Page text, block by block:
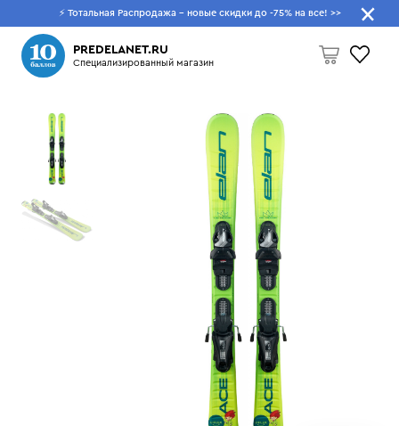
⚡ Тотальная Распродажа - новые скидки до -75% на все! >>
PREDELANET.RU
Специализированный магазин
Пусто
Что будем искать?